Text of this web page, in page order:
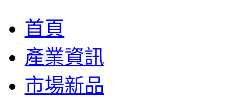
首頁
產業資訊
市場新品